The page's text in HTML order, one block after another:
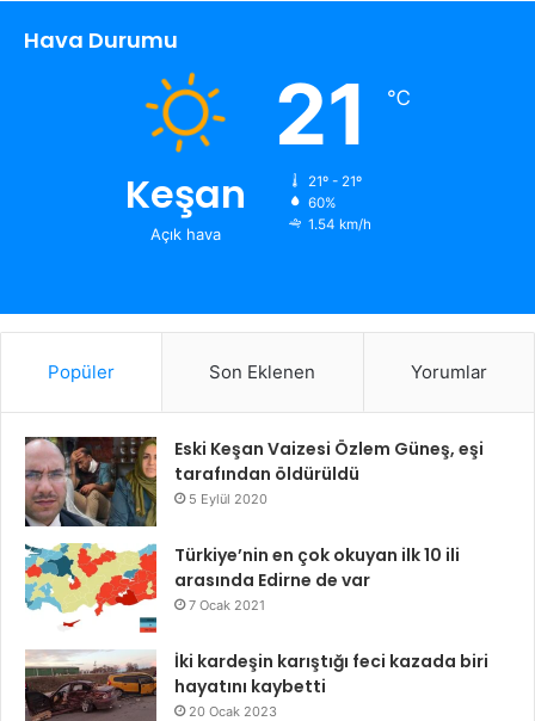
Hava Durumu
Keşan
Açık hava
21 ℃
21º - 21º
60%
1.54 km/h
Popüler Son Eklenen Yorumlar
Eski Keşan Vaizesi Özlem Güneş, eşi
tarafından öldürüldü
5 Eylül 2020
Türkiye’nin en çok okuyan ilk 10 ili
arasında Edirne de var
7 Ocak 2021
İki kardeşin karıştığı feci kazada biri
hayatını kaybetti
20 Ocak 2023